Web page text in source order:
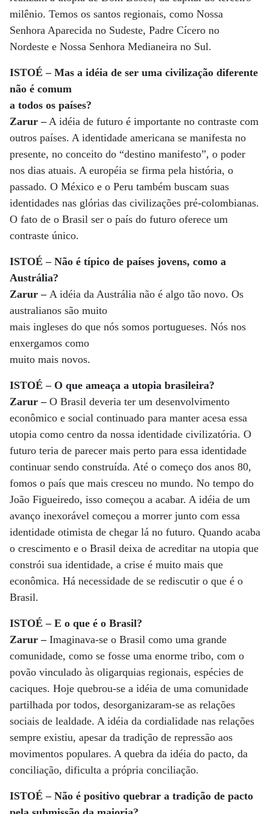
milênio. Temos os santos regionais, como Nossa
Senhora Aparecida no Sudeste, Padre Cícero no
Nordeste e Nossa Senhora Medianeira no Sul.
ISTOÉ – Mas a idéia de ser uma civilização diferente
não é comum
a todos os países?
Zarur –A idéia de futuro é importante no contraste com
outros países. A identidade americana se manifesta no
presente, no conceito do “destino manifesto”, o poder
nos dias atuais. A européia se firma pela história, o
passado. O México e o Peru também buscam suas
identidades nas glórias das civilizações pré-colombianas.
O fato de o Brasil ser o país do futuro oferece um
contraste único.
ISTOÉ – Não é típico de países jovens, como a
Austrália?
Zarur – A idéia da Austrália não é algo tão novo. Os
australianos são muito
mais ingleses do que nós somos portugueses. Nós nos
enxergamos como
muito mais novos.
ISTOÉ – O que ameaça a utopia brasileira?
Zarur –O Brasil deveria ter um desenvolvimento
econômico e social continuado para manter acesa essa
utopia como centro da nossa identidade civilizatória. O
futuro teria de parecer mais perto para essa identidade
continuar sendo construída. Até o começo dos anos 80,
fomos o país que mais cresceu no mundo. No tempo do
João Figueiredo, isso começou a acabar. A idéia de um
avanço inexorável começou a morrer junto com essa
identidade otimista de chegar lá no futuro. Quando acaba
o crescimento e o Brasil deixa de acreditar na utopia que
constrói sua identidade, a crise é muito mais que
econômica. Há necessidade de se rediscutir o que é o
Brasil.
ISTOÉ – E o que é o Brasil?
Zarur –Imaginava-se o Brasil como uma grande
comunidade, como se fosse uma enorme tribo, com o
povão vinculado às oligarquias regionais, espécies de
caciques. Hoje quebrou-se a idéia de uma comunidade
partilhada por todos, desorganizaram-se as relações
sociais de lealdade. A idéia da cordialidade nas relações
sempre existiu, apesar da tradição de repressão aos
movimentos populares. A quebra da idéia do pacto, da
conciliação, dificulta a própria conciliação.
ISTOÉ – Não é positivo quebrar a tradição de pacto